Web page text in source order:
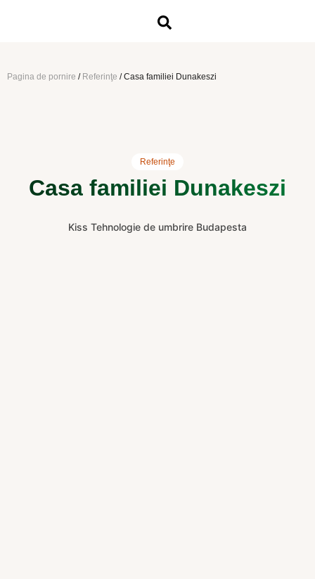
Pagina de pornire / Referinţe /Casa familiei Dunakeszi
Referinţe
Casa familiei Dunakeszi
Kiss Tehnologie de umbrire Budapesta